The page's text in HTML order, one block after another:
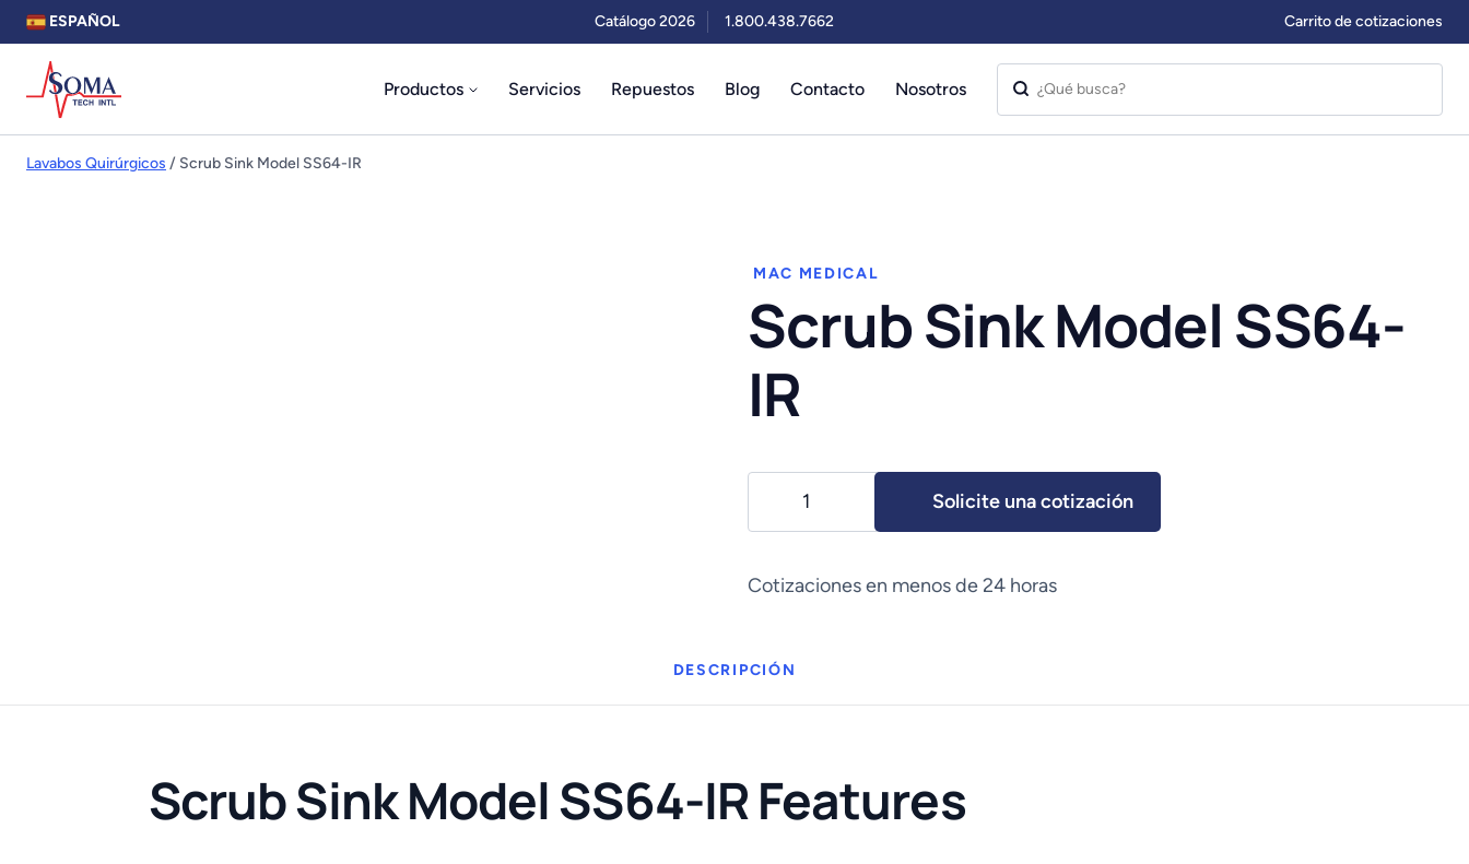
ESPAÑOL Catálogo 2026 1.800.438.7662 Carrito de cotizaciones
Productos Servicios Repuestos Blog Contacto Nosotros
Lavabos Quirúrgicos / Scrub Sink Model SS64-IR
MAC MEDICAL
Scrub Sink Model SS64-
IR
Model
IR
Solicite una cotización
Cotizaciones en menos de 24 horas
DESCRIPCIÓN
Scrub Sink Model SS64-IR Features